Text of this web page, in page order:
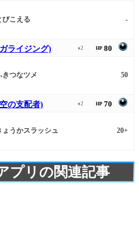
びこえる -
ライジング) ♦2 HP 80
きつなツメ 50
の支配者) ♦2 HP 70
ょうかスラッシュ 20+
プリの関連記事